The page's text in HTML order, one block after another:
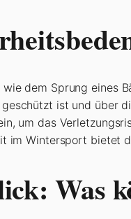
wie dem Sprung eines
ist und über
um das
im Wintersport bietet
Was